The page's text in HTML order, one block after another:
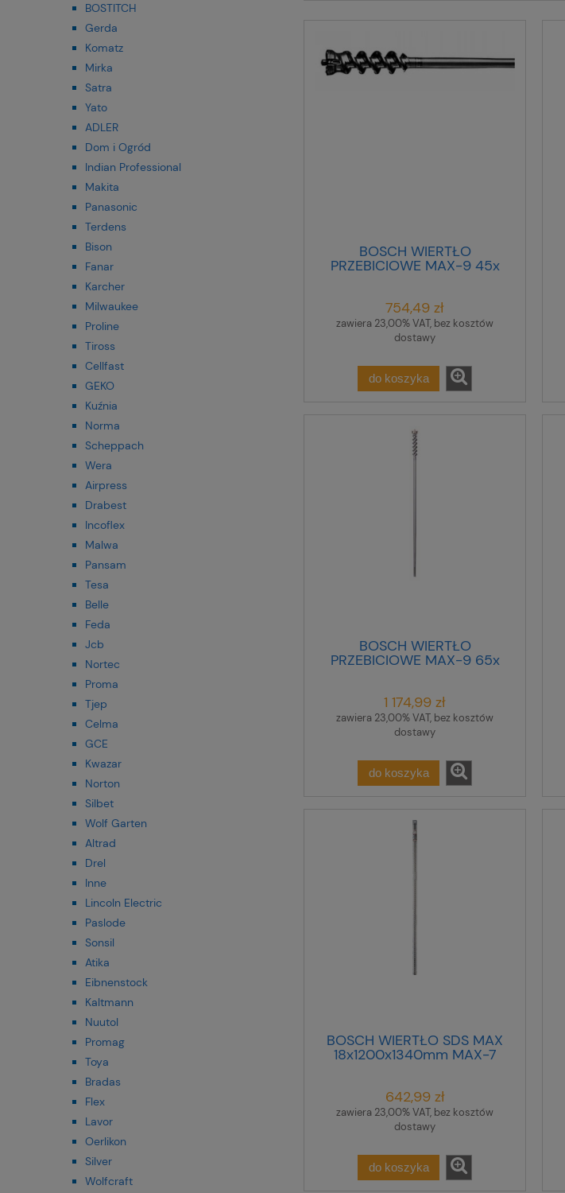
BOSTITCH
Gerda
Komatz
Mirka
Satra
Yato
ADLER
Dom i Ogród
Indian Professional
Makita
Panasonic
Terdens
Bison
Fanar
Karcher
Milwaukee
Proline
Tiross
Cellfast
GEKO
Kuźnia
Norma
Scheppach
Wera
Airpress
Drabest
Incoflex
Malwa
Pansam
Tesa
Belle
Feda
Jcb
Nortec
Proma
Tjep
Celma
GCE
Kwazar
Norton
Silbet
Wolf Garten
Altrad
Drel
Inne
Lincoln Electric
Paslode
Sonsil
Atika
Eibnenstock
Kaltmann
Nuutol
Promag
Toya
Bradas
Flex
Lavor
Oerlikon
Silver
Wolfcraft
BOSCH WIERTŁO
PRZEBICIOWE MAX-9 45x
754,49 zł
zawiera 23,00% VAT, bez kosztów
dostawy
do koszyka
BOSCH WIERTŁO
PRZEBICIOWE MAX-9 65x
1 174,99 zł
zawiera 23,00% VAT, bez kosztów
dostawy
do koszyka
BOSCH WIERTŁO SDS MAX
18x1200x1340mm MAX-7
642,99 zł
zawiera 23,00% VAT, bez kosztów
dostawy
do koszyka